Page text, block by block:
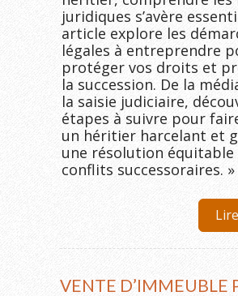
juridiques s’avère
article explore les
légales à entreprendre
protéger vos droits et
la succession. De la
la saisie judiciaire,
étapes à suivre pour
un héritier harcelant et
une résolution équitable
conflits successoraires.
VENTE D’IMMEUBLE